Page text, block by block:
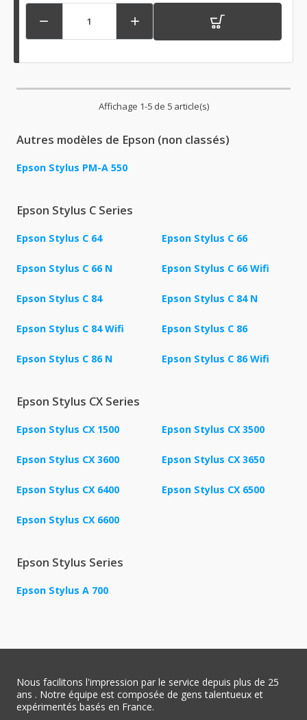
 
Affichage 1-5 de 5 article(s)
Autres modèles de Epson (non classés)
Epson Stylus PM-A 550
Epson Stylus C Series
Epson Stylus C 64 Epson Stylus C 66
Epson Stylus C 66 N Epson Stylus C 66 Wifi
Epson Stylus C 84 Epson Stylus C 84 N
Epson Stylus C 84 Wifi Epson Stylus C 86
Epson Stylus C 86 N Epson Stylus C 86 Wifi
Epson Stylus CX Series
Epson Stylus CX 1500 Epson Stylus CX 3500
Epson Stylus CX 3600 Epson Stylus CX 3650
Epson Stylus CX 6400 Epson Stylus CX 6500
Epson Stylus CX 6600
Epson Stylus Series
Epson Stylus A 700
Nous facilitons l'impression par le service depuis plus de 25
ans . Notre équipe est composée de gens talentueux et
expérimentés basés en France.